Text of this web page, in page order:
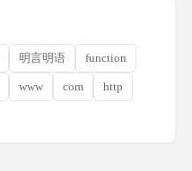
明言明语 function
www com http